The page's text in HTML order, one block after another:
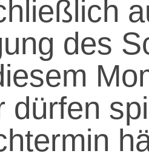
des
dürfen